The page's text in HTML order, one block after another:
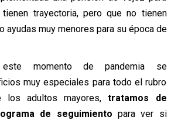
trayectoria, pero que no tienen
ayudas muy menores para su época de
momento de pandemia se
muy especiales para todo el rubro
adultos mayores, tratamos de
de seguimiento para ver si